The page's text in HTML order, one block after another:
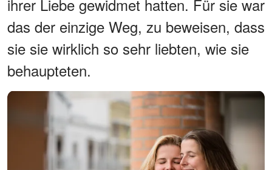
ihrer Liebe gewidmet hatten. Für sie war
das der einzige Weg, zu beweisen, dass
sie sie wirklich so sehr liebten, wie sie
behaupteten.